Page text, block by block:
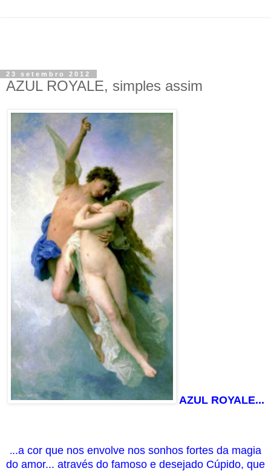
23 setembro 2012
AZUL ROYALE, simples assim
AZUL ROYALE...
...a cor que nos envolve nos sonhos fortes da magia
do amor... através do famoso e desejado Cúpido, que